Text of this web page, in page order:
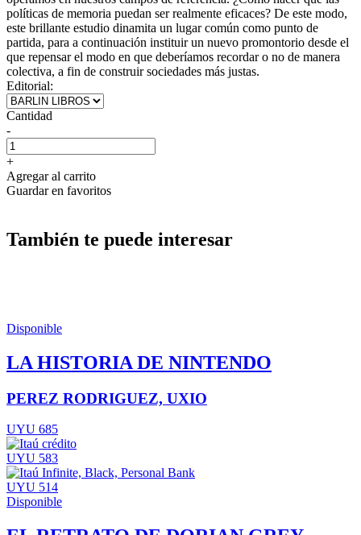
políticas de memoria puedan ser realmente eficaces? De este modo,
este brillante estudio dinamita un lugar común como punto de
partida, para a continuación instituir un nuevo promontorio desde el
que repensar el modo en que deberíamos recordar o no de manera
colectiva, a fin de construir sociedades más justas.
Editorial:
Cantidad
-
+
Agregar al carrito
Guardar en favoritos
También te puede interesar
Disponible
LA HISTORIA DE NINTENDO
PEREZ RODRIGUEZ, UXIO
UYU 685
UYU 583
UYU 514
Disponible